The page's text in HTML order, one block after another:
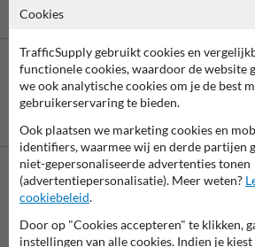
is
Neem contact op met onze
al je vragen over onze producten
Cookies
TrafficSupply gebruikt cookies en
functionele cookies, waardoor de website
we ook analytische cookies om je de best
gebruikerservaring te bieden.
Ook plaatsen we marketing cookies en
identifiers, waarmee wij en derde partijen
niet-gepersonaliseerde advertenties tonen
(advertentiepersonalisatie). Meer weten?
cookiebeleid.
Door op "Cookies accepteren" te klikken,
instellingen van alle cookies. Indien je